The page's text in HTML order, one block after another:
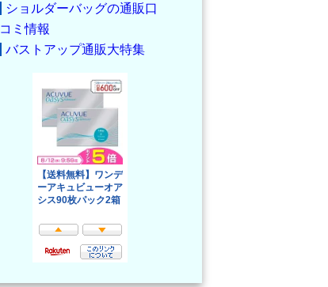
ショルダーバッグの通販口
コミ情報
バストアップ通販大特集